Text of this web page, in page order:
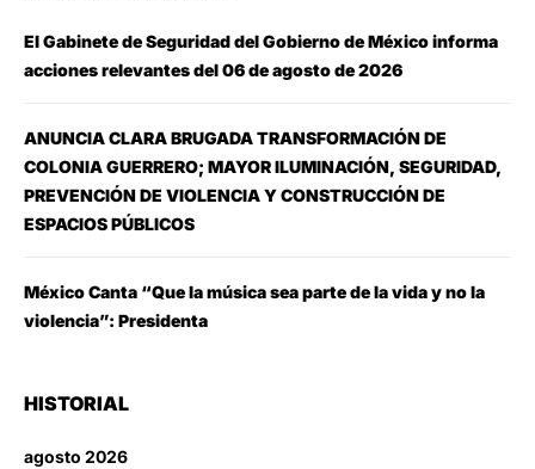
El Gabinete de Seguridad del Gobierno de México informa
acciones relevantes del 06 de agosto de 2026
ANUNCIA CLARA BRUGADA TRANSFORMACIÓN DE
COLONIA GUERRERO; MAYOR ILUMINACIÓN, SEGURIDAD,
PREVENCIÓN DE VIOLENCIA Y CONSTRUCCIÓN DE
ESPACIOS PÚBLICOS
México Canta “Que la música sea parte de la vida y no la
violencia”: Presidenta
HISTORIAL
agosto 2026